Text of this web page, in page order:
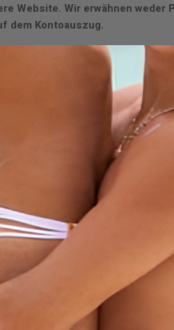
Website. Wir erwähnen weder
dem Kontoauszug.
24/48 Stunden (mit DPD)
Stunden mit DPD (Spanien)
Diskrete Verpackung.
Wenn lieferbar, bitte